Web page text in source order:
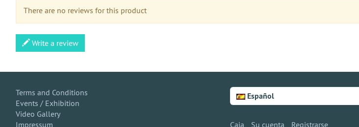
There are no reviews for this product
Write a review
Terms and Conditions
Events / Exhibition
Video Gallery
Impressum
Español
Caja Su cuenta Registrarse